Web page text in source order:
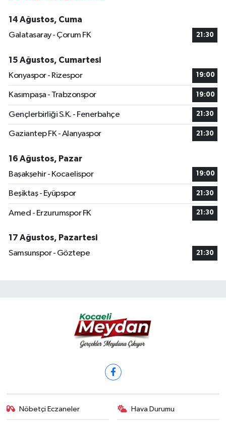
14 Ağustos, Cuma
Galatasaray - Çorum FK
21:30
15 Ağustos, Cumartesi
Konyaspor - Rizespor
19:00
Kasımpaşa - Trabzonspor 19:00
Gençlerbirliği S.K. - Fenerbahçe 21:30
Gaziantep FK - Alanyaspor 21:30
16 Ağustos, Pazar
Başakşehir - Kocaelispor
19:00
Beşiktaş - Eyüpspor 21:30
Amed - Erzurumspor FK 21:30
17 Ağustos, Pazartesi
Samsunspor - Göztepe
21:30
Nöbetçi Eczaneler Hava Durumu